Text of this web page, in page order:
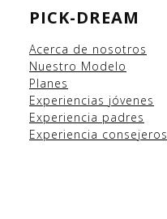
PICK-DREAM
Acerca de nosotros
Nuestro Modelo
Planes
Experiencias jóvenes
Experiencia padres
Experiencia consejeros